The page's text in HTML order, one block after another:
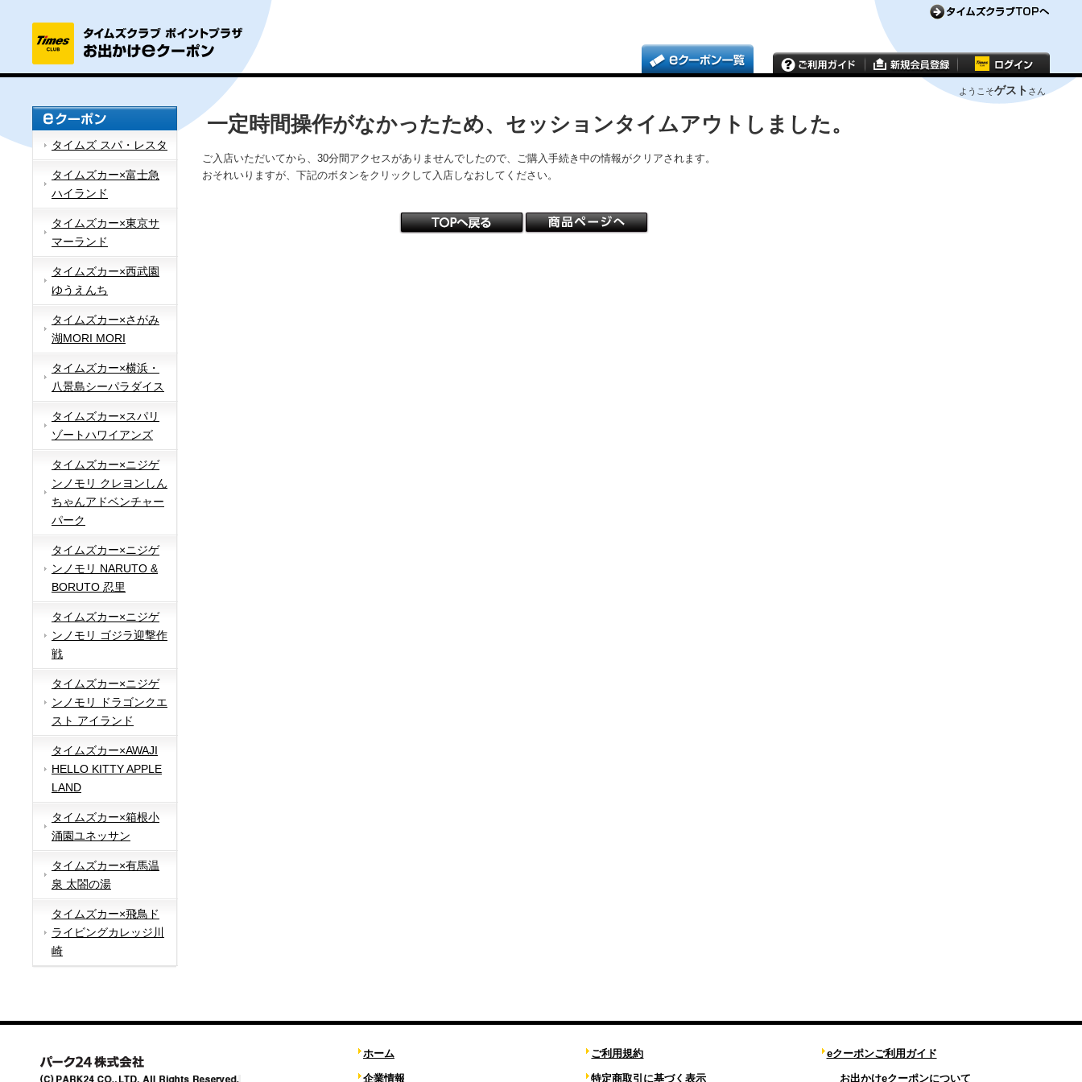
ようこそゲスト さん
タイムズ スパ・レスタ
タイムズカー×富士急
ハイランド
タイムズカー×東京サ
マーランド
タイムズカー×西武園
ゆうえんち
タイムズカー×さがみ
湖MORI MORI
タイムズカー×横浜・
八景島シーパラダイス
タイムズカー×スパリ
ゾートハワイアンズ
タイムズカー×ニジゲ
ンノモリ クレヨンしん
ちゃんアドベンチャー
パーク
タイムズカー×ニジゲ
ンノモリ NARUTO &
BORUTO 忍里
タイムズカー×ニジゲ
ンノモリ ゴジラ迎撃作
戦
タイムズカー×ニジゲ
ンノモリ ドラゴンクエ
スト アイランド
タイムズカー×AWAJI
HELLO KITTY APPLE
LAND
タイムズカー×箱根小
涌園ユネッサン
タイムズカー×有馬温
泉 太閤の湯
タイムズカー×飛鳥ド
ライビングカレッジ川
崎
一定時間操作がなかったため、セッションタイムアウトしました。
ご入店いただいてから、30分間アクセスがありませんでしたので、ご購入手続き中の情報がクリアされます。
おそれいりますが、下記のボタンをクリックして入店しなおしてください。
ホーム
企業情報
ご利用規約
特定商取引に基づく表示
eクーポンご利用ガイド
お出かけeクーポンについて